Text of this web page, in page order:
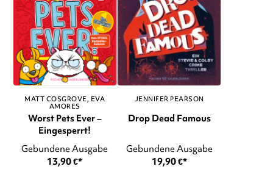
MATT COSGROVE EVA
AMORES
Worst Pets Ever –
Eingesperrt!
Gebundene Ausgabe
13,90€*
JENNIFER PEARSON
Drop Dead Famous
Gebundene Ausgabe
19,90€*